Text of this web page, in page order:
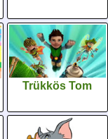
Trükkös Tom